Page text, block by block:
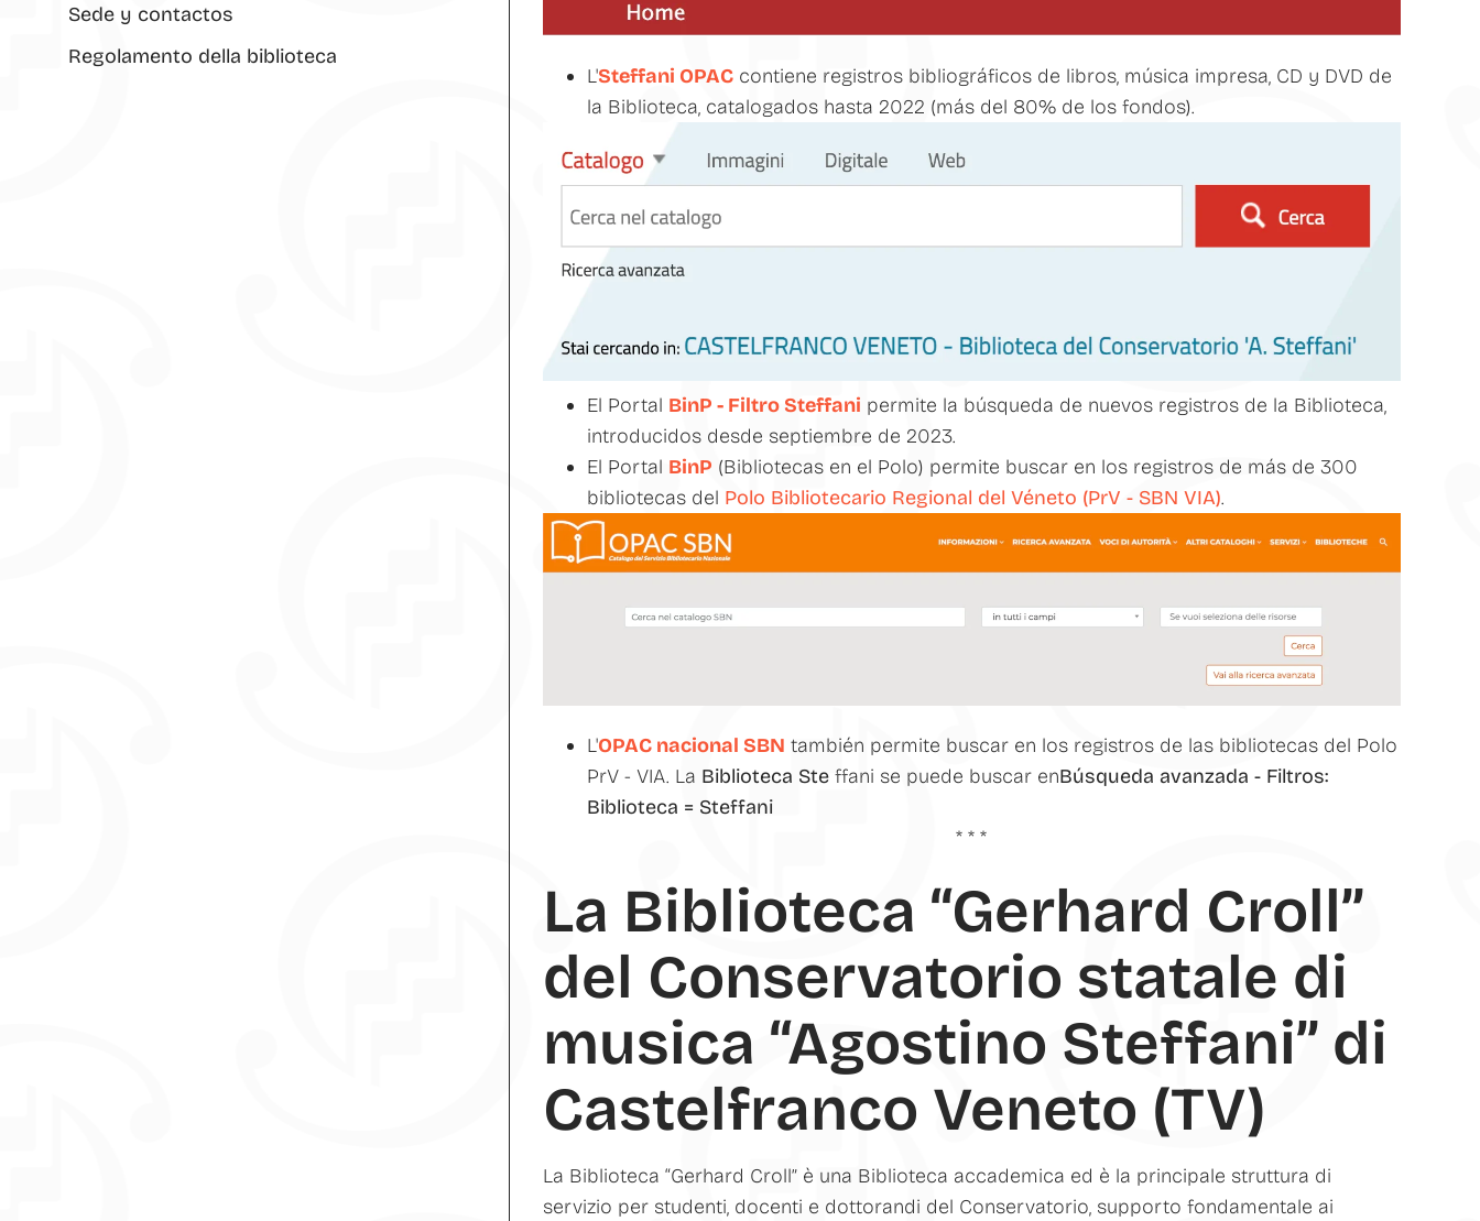
Sede y contactos
Regolamento della biblioteca
L'Steffani OPAC contiene registros bibliográficos de libros, música impresa, CD y DVD de
la Biblioteca, catalogados hasta 2022 (más del 80% de los fondos).
El Portal BinP - Filtro Steffani permite la búsqueda de nuevos registros de la Biblioteca,
introducidos desde septiembre de 2023.
El Portal BinP (Bibliotecas en el Polo) permite buscar en los registros de más de 300
bibliotecas del Polo Bibliotecario Regional del Véneto (PrV - SBN VIA).
L'OPAC nacional SBN también permite buscar en los registros de las bibliotecas del Polo
PrV - VIA. La Biblioteca Steffani se puede buscar enBúsqueda avanzada - Filtros:
Biblioteca = Steffani
* * *
La Biblioteca “Gerhard Croll”
del Conservatorio statale di
musica “Agostino Steffani” di
Castelfranco Veneto (TV)
La Biblioteca “Gerhard Croll” è una Biblioteca accademica ed è la principale struttura di
servizio per studenti, docenti e dottorandi del Conservatorio, supporto fondamentale ai